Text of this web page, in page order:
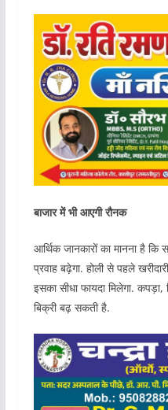
बाजार में भी आएगी रौनक
आर्थिक जानकारों का मानना है
प्रवाह बढ़ेगा. होली से पहले
इसका सीधा फायदा मिलेगा.
बिक्री बढ़ सकती है.